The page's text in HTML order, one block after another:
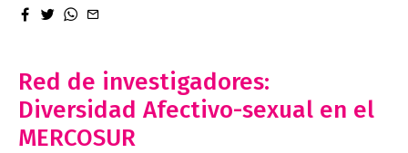
facebook
twitterwhatsapp
Red de investigadores:
Diversidad Afectivo-sexual en el
MERCOSUR